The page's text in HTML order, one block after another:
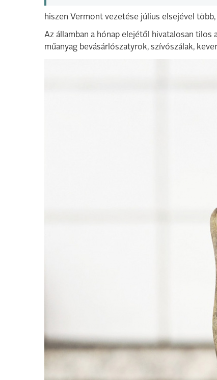
hiszen Vermont vezetése július elsejével
Az államban a hónap elejétől hivatalosan tilos
műanyag bevásárlószatyrok, szívószálak,